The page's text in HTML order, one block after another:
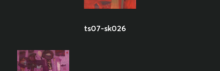
ts07-sk026